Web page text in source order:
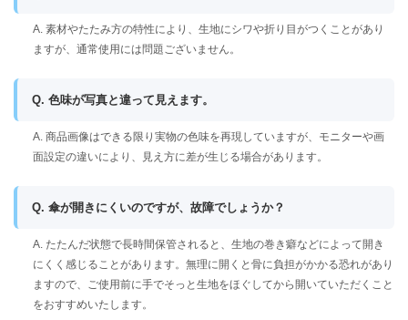
A. 素材やたたみ方の特性により、生地にシワや折り目がつくことがあり
ますが、通常使用には問題ございません。
Q. 色味が写真と違って見えます。
A. 商品画像はできる限り実物の色味を再現していますが、モニターや画
面設定の違いにより、見え方に差が生じる場合があります。
Q. 傘が開きにくいのですが、故障でしょうか？
A. たたんだ状態で長時間保管されると、生地の巻き癖などによって開き
にくく感じることがあります。無理に開くと骨に負担がかかる恐れがあり
ますので、ご使用前に手でそっと生地をほぐしてから開いていただくこと
をおすすめいたします。